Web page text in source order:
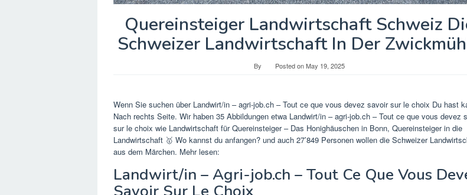
Quereinsteiger Landwirtschaft Schweiz
Schweizer Landwirtschaft In Der
By Posted onMay 19, 2025
Wenn Sie suchen über Landwirt/in – agri-job.ch – Tout ce que vous devez savoir sur le choix Du hast
Nach rechts Seite. Wir haben 35 Abbildungen etwa Landwirt/in – agri-job.ch – Tout ce que vous devez
sur le choix wie Landwirtschaft für Quereinsteiger – Das Honighäuschen in Bonn, Quereinsteiger in die
Landwirtschaft 🥇 Wo kannst du anfangen? und auch 27’849 Personen wollen die Schweizer
aus dem Märchen. Mehr lesen:
Landwirt/in – Agri-job.ch – Tout Ce Que Vous